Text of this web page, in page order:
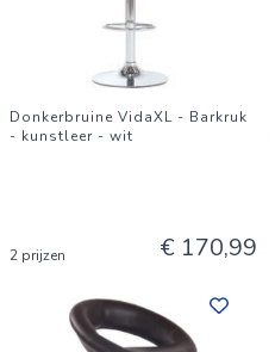
Donkerbruine VidaXL - Barkruk
- kunstleer - wit
2 prijzen € 170,99